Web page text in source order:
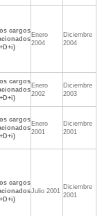
cargos
Enero
2004
Diciembre
2004
cargos
Enero
2002
Diciembre
2003
cargos
Enero
2001
Diciembre
2001
cargos
Julio 2001
Diciembre
2001